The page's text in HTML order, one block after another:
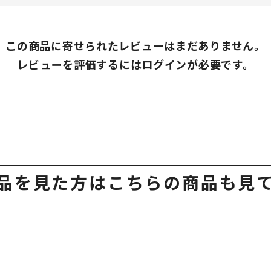
この商品に寄せられたレビューはまだありません。
レビューを評価するにはログインが必要です。
を見た方はこちらの商品も見